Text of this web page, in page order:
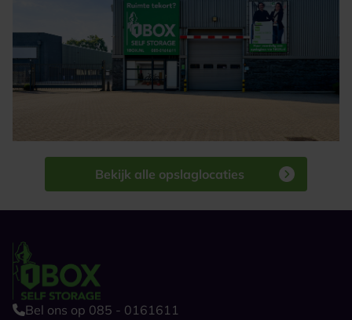
Bekijk alle opslaglocaties
Bel ons op 085 - 0161611